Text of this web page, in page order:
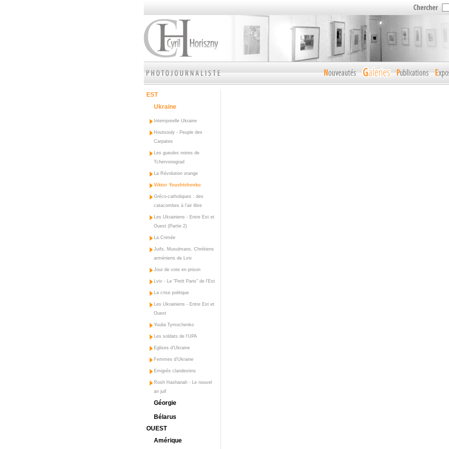
EST
Ukraine
Intemporelle Ukraine
Houtsouly - Peuple des
Carpates
Les gueules noires de
Tchervonograd
La Révolution orange
Viktor Youchtchenko
Gréco-catholiques : des
catacombes à l'air libre
Les Ukrainiens - Entre Est et
Ouest (Partie 2)
La Crimée
Juifs, Musulmans, Chrétiens
arméniens de Lviv
Jour de vote en prison
Lviv - Le "Petit Paris" de l'Est
La crise politique
Les Ukrainiens - Entre Est et
Ouest
Youlia Tymochenko
Les soldats de l'UPA
Eglises d'Ukraine
Femmes d'Ukraine
Emigrés clandestins
Rosh Hashanah - Le nouvel
an juif
Géorgie
Bélarus
OUEST
Amérique